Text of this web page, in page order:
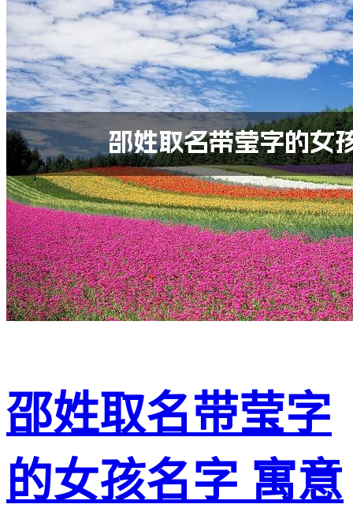
邵姓取名带莹字
的女孩名字 寓意